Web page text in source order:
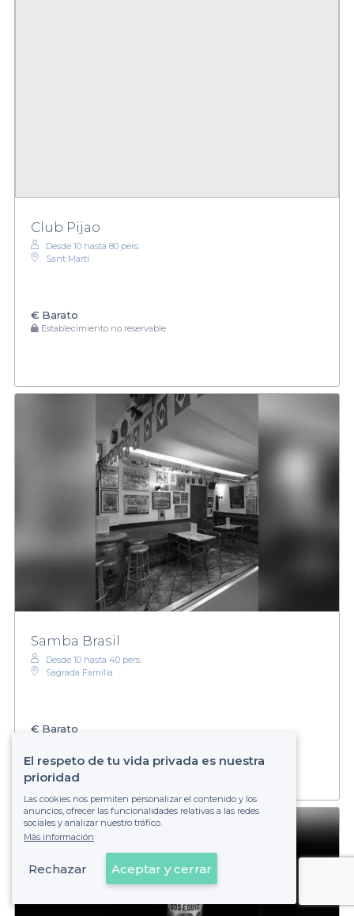
Club Pijao
Desde 10 hasta 80 pers.
Sant Martí
€ Barato
Establecimiento no reservable
Samba Brasil
Desde 10 hasta 40 pers.
Sagrada Família
€ Barato
Ver en el mapa
El respeto de tu vida privada es nuestra
prioridad
Las cookies nos permiten personalizar el contenido y los
anuncios, ofrecer las funcionalidades relativas a las redes
sociales y analizar nuestro tráfico.
Más información
Rechazar Aceptar y cerrar